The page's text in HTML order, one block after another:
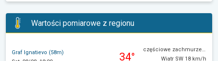
Wartości pomiarowe z regionu
Graf Ignatievo (58m)
34°
częściowe zachmurzenie
Wiatr SW 18 km/h